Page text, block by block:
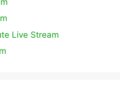
Live Stream